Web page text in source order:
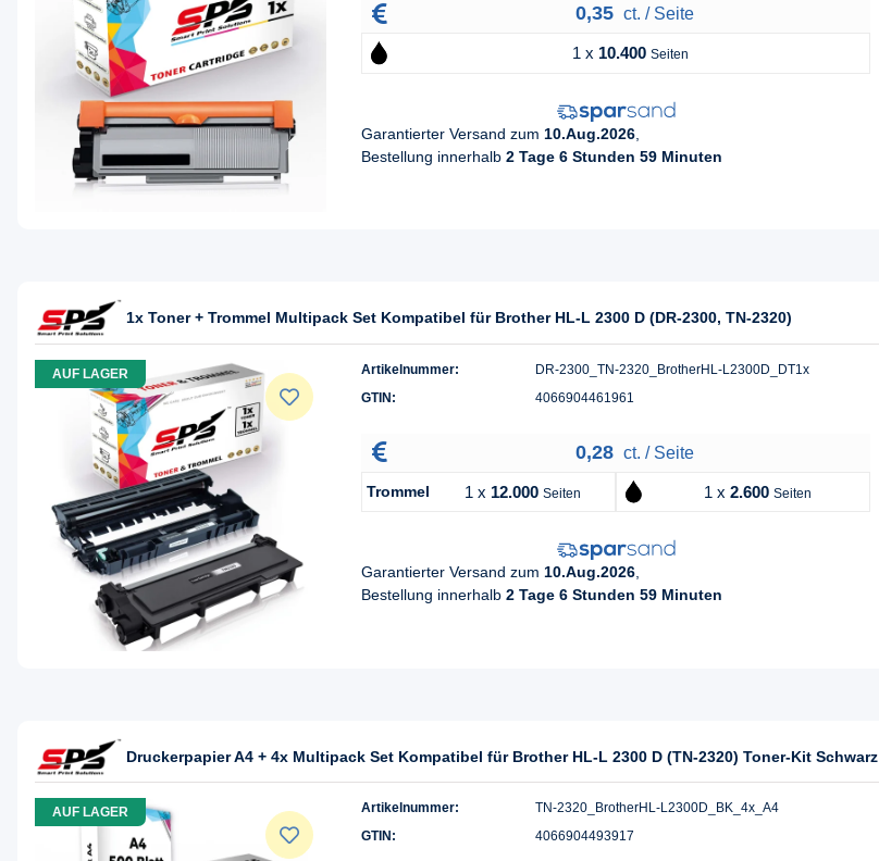
0,35 ct. / Seite
1 x 10.400 Seiten
Garantierter Versand zum 10.Aug.2026
Bestellung innerhalb 2 Tage 6 Stunden 59 Minuten
1x Toner + Trommel Multipack Set Kompatibel für Brother HL-L 2300 D (DR-2300, TN-2320)
AUF LAGER Artikelnummer:
DR-2300_TN-2320_BrotherHL-L2300D_DT1x
GTIN:
4066904461961
0,28 ct. / Seite
Trommel 1 x 12.000 Seiten 1 x 2.600 Seiten
Garantierter Versand zum 10.Aug.2026
Bestellung innerhalb 2 Tage 6 Stunden 59 Minuten
Druckerpapier A4 + 4x Multipack Set Kompatibel für Brother HL-L 2300 D (TN-2320) Toner-Kit Schwarz
AUF LAGER Artikelnummer:
TN-2320_BrotherHL-L2300D_BK_4x_A4
GTIN:
4066904493917